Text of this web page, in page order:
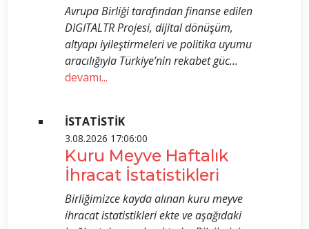
Avrupa Birliği tarafından finanse edilen
DIGITALTR Projesi, dijital dönüşüm,
altyapı iyileştirmeleri ve politika uyumu
aracılığıyla Türkiye’nin rekabet güc...
devamı...
İSTATİSTİK
3.08.2026 17:06:00
Kuru Meyve Haftalık
İhracat İstatistikleri
Birliğimizce kayda alınan kuru meyve
ihracat istatistikleri ekte ve aşağıdaki